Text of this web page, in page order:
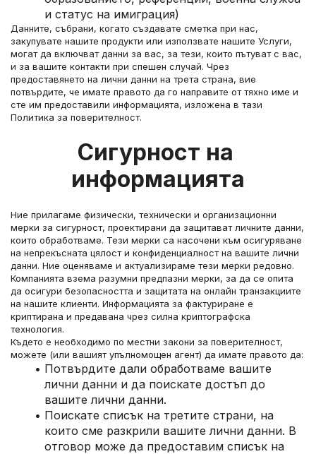
и статус на имиграция)
Данните, събрани, когато създавате сметка при нас,
закупувате нашите продукти или използвате нашите Услуги,
могат да включват данни за вас, за тези, които пътуват с вас,
и за вашите контакти при спешен случай. Чрез
предоставянето на лични данни на трета страна, вие
потвърдите, че имате правото да го направите от тяхно име и
сте им предоставили информацията, изложена в тази
Политика за поверителност.
Сигурност на
информацията
Ние прилагаме физически, технически и организационни
мерки за сигурност, проектирани да защитават личните данни,
които обработваме. Тези мерки са насочени към осигуряване
на непрекъсната цялост и конфиденциалност на вашите лични
данни. Ние оценяваме и актуализираме тези мерки редовно.
Компанията взема разумни предпазни мерки, за да се опита
да осигури безопасността и защитата на онлайн транзакциите
на нашите клиенти. Информацията за фактуриране е
криптирана и предавана чрез силна криптографска
технология.
Където е необходимо по местни закони за поверителност,
можете (или вашият упълномощен агент) да имате правото да:
Потвърдите дали обработваме вашите
лични данни и да поискате достъп до
вашите лични данни.
Поискате списък на третите страни, на
които сме разкрили вашите лични данни. В
отговор може да предоставим списък на